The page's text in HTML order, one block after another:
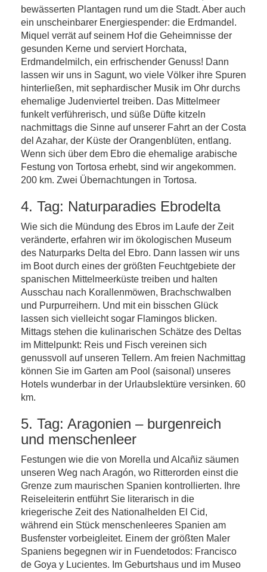
bewässerten Plantagen rund um die Stadt. Aber auch
ein unscheinbarer Energiespender: die Erdmandel.
Miquel verrät auf seinem Hof die Geheimnisse der
gesunden Kerne und serviert Horchata,
Erdmandelmilch, ein erfrischender Genuss! Dann
lassen wir uns in Sagunt, wo viele Völker ihre Spuren
hinterließen, mit sephardischer Musik im Ohr durchs
ehemalige Judenviertel treiben. Das Mittelmeer
funkelt verführerisch, und süße Düfte kitzeln
nachmittags die Sinne auf unserer Fahrt an der Costa
del Azahar, der Küste der Orangenblüten, entlang.
Wenn sich über dem Ebro die ehemalige arabische
Festung von Tortosa erhebt, sind wir angekommen.
200 km. Zwei Übernachtungen in Tortosa.
4. Tag: Naturparadies Ebrodelta
Wie sich die Mündung des Ebros im Laufe der Zeit
veränderte, erfahren wir im ökologischen Museum
des Naturparks Delta del Ebro. Dann lassen wir uns
im Boot durch eines der größten Feuchtgebiete der
spanischen Mittelmeerküste treiben und halten
Ausschau nach Korallenmöwen, Brachschwalben
und Purpurreihern. Und mit ein bisschen Glück
lassen sich vielleicht sogar Flamingos blicken.
Mittags stehen die kulinarischen Schätze des Deltas
im Mittelpunkt: Reis und Fisch vereinen sich
genussvoll auf unseren Tellern. Am freien Nachmittag
können Sie im Garten am Pool (saisonal) unseres
Hotels wunderbar in der Urlaubslektüre versinken. 60
km.
5. Tag: Aragonien – burgenreich
und menschenleer
Festungen wie die von Morella und Alcañiz säumen
unseren Weg nach Aragón, wo Ritterorden einst die
Grenze zum maurischen Spanien kontrollierten. Ihre
Reiseleiterin entführt Sie literarisch in die
kriegerische Zeit des Nationalhelden El Cid,
während ein Stück menschenleeres Spanien am
Busfenster vorbeigleitet. Einem der größten Maler
Spaniens begegnen wir in Fuendetodos: Francisco
de Goya y Lucientes. Im Geburtshaus und im Museo